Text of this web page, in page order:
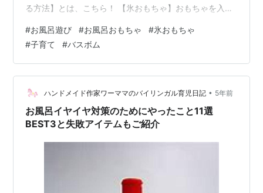
る方法】とは、こちら！ 【氷おもちゃ】おもちゃを入浴
もちゃ】です。とってもかんたんで作り方も何もないで
すが💦 まとめてみました♪ 用意するもの 好きなおもちゃ
（水にぬれてもOK、小さめで容器にはいるもの）冷凍可
能な小さめの容器（大きくてもOKだが、冷凍庫の大きさ
と相談してください）入浴剤２～３種類ほど 準備するの
はこの３種類のみ！ うちで…
#お風呂遊び #お風呂おもちゃ #氷おもちゃ
#子育て #バスボム
ハンドメイド作家ワーママのバイリンガル育児日記 • 5年前
お風呂イヤイヤ対策のためにやったこと11選
BEST3と失敗アイテムもご紹介